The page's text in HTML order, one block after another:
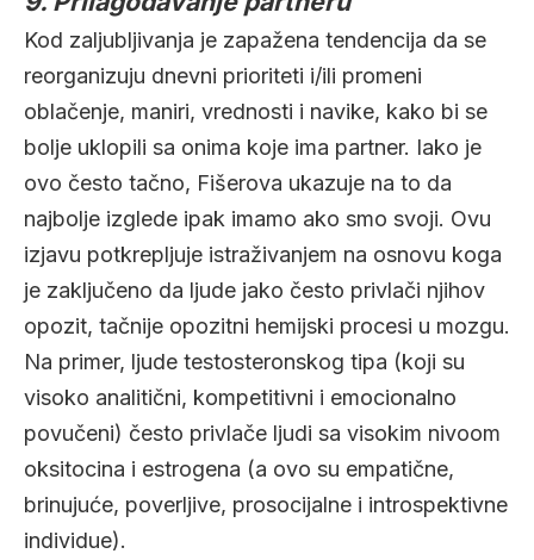
Kod zaljubljivanja je zapažena tendencija da se
reorganizuju dnevni prioriteti i/ili promeni
oblačenje, maniri, vrednosti i navike, kako bi se
bolje uklopili sa onima koje ima partner. Iako je
ovo često tačno, Fišerova ukazuje na to da
najbolje izglede ipak imamo ako smo svoji. Ovu
izjavu potkrepljuje istraživanjem na osnovu koga
je zaključeno da ljude jako često privlači njihov
opozit, tačnije opozitni hemijski procesi u mozgu.
Na primer, ljude testosteronskog tipa (koji su
visoko analitični, kompetitivni i emocionalno
povučeni) često privlače ljudi sa visokim nivoom
oksitocina i estrogena (a ovo su empatične,
brinujuće, poverljive, prosocijalne i introspektivne
individue).